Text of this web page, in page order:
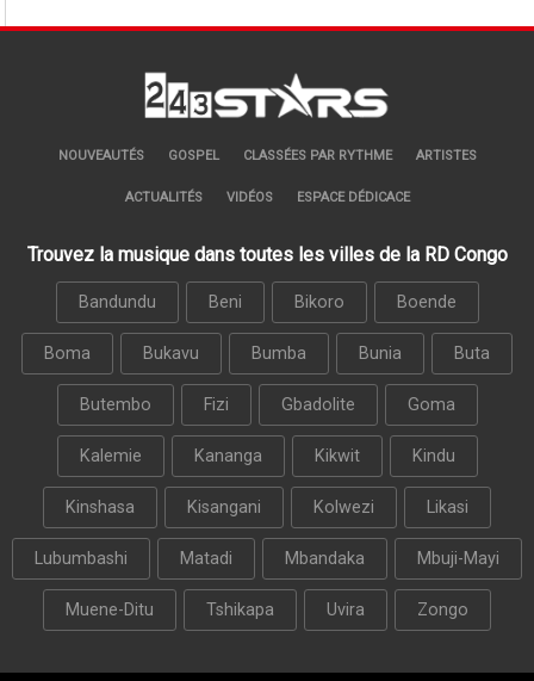
NOUVEAUTÉS GOSPEL CLASSÉES PAR RYTHME ARTISTES
ACTUALITÉS VIDÉOS ESPACE DÉDICACE
Trouvez la musique dans toutes les villes de la RD Congo
Bandundu Beni Bikoro Boende
Boma Bukavu Bumba Bunia Buta
Butembo Fizi Gbadolite Goma
Kalemie Kananga Kikwit Kindu
Kinshasa Kisangani Kolwezi Likasi
Lubumbashi Matadi Mbandaka Mbuji-Mayi
Muene-Ditu Tshikapa Uvira Zongo